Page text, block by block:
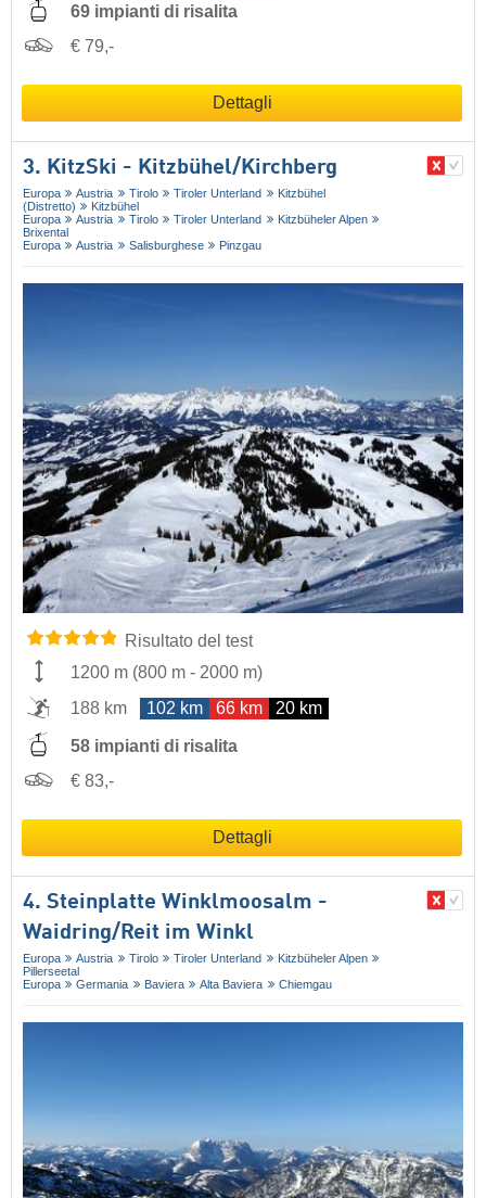
69 impianti di risalita
€ 79,-
Dettagli
3. KitzSki - Kitzbühel/​Kirchberg
Europa Austria Tirolo Tiroler Unterland
Kitzbühel
(Distretto)
Kitzbühel
Europa
Austria Tirolo Tiroler Unterland
Kitzbüheler Alpen
Brixental
Europa
Austria Salisburghese Pinzgau
Risultato del test
1200 m (800 m - 2000 m)
188 km
102 km 66 km 20 km
58 impianti di risalita
€ 83,-
Dettagli
4. Steinplatte Winklmoosalm -
Waidring/​Reit im Winkl
Europa Austria Tirolo Tiroler Unterland
Kitzbüheler Alpen
Pillerseetal
Europa
Germania Baviera Alta Baviera Chiemgau